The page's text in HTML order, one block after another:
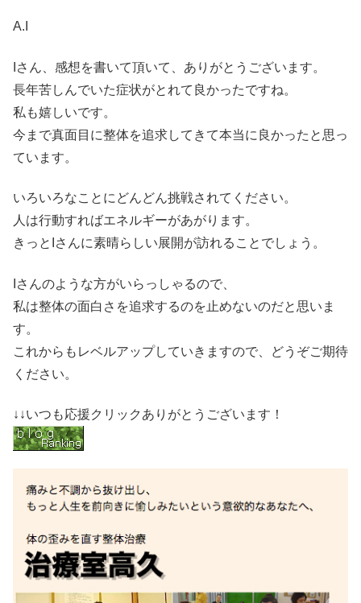
A.I
Iさん、感想を書いて頂いて、ありがとうございます。
長年苦しんでいた症状がとれて良かったですね。
私も嬉しいです。
今まで真面目に整体を追求してきて本当に良かったと思っ
ています。
いろいろなことにどんどん挑戦されてください。
人は行動すればエネルギーがあがります。
きっとIさんに素晴らしい展開が訪れることでしょう。
Iさんのような方がいらっしゃるので、
私は整体の面白さを追求するのを止めないのだと思いま
す。
これからもレベルアップしていきますので、どうぞご期待
ください。
↓↓いつも応援クリックありがとうございます！